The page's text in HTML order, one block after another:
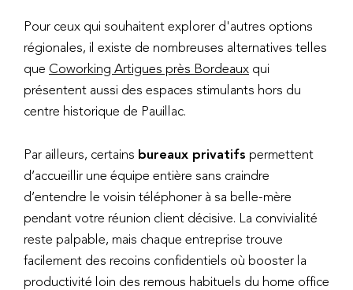
Pour ceux qui souhaitent explorer d'autres options
régionales, il existe de nombreuses alternatives telles
que Coworking Artigues près Bordeaux qui
présentent aussi des espaces stimulants hors du
centre historique de Pauillac.
Par ailleurs, certains bureaux privatifs permettent
d’accueillir une équipe entière sans craindre
d’entendre le voisin téléphoner à sa belle-mère
pendant votre réunion client décisive. La convivialité
reste palpable, mais chaque entreprise trouve
facilement des recoins confidentiels où booster la
productivité loin des remous habituels du home office